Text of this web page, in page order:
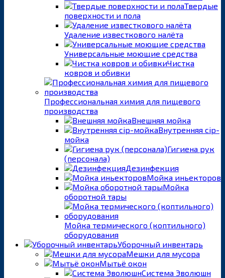
Твердые
поверхности и пола
Удаление известкового налёта
Универсальные моющие средства
Чистка
ковров и обивки
Профессиональная химия для пищевого
производства
Внешняя мойка
Внутренняя cip-
мойка
Гигиена рук
(персонала)
Дезинфекция
Мойка иньекторов
Мойка
оборотной тары
Мойка термического (коптильного)
оборудования
Уборочный инвентарь
Мешки для мусора
Мытьё окон
Система Эволюшн